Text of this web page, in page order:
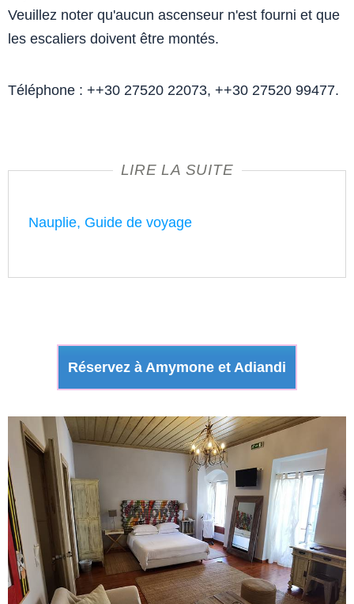
Veuillez noter qu'aucun ascenseur n'est fourni et que
les escaliers doivent être montés.
Téléphone : ++30 27520 22073, ++30 27520 99477.
LIRE LA SUITE
Nauplie, Guide de voyage
Réservez à Amymone et Adiandi